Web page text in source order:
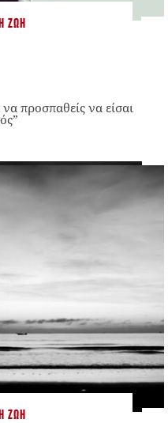
ΖΩΉ
προσπαθείς να είσαι
ΖΩΉ